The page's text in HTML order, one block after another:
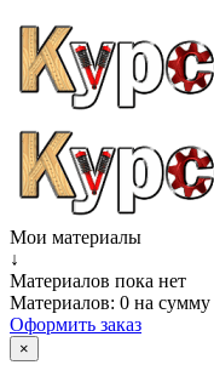
Мои материалы
↓
Материалов пока нет
Материалов: 0 на сумму
Оформить заказ
×